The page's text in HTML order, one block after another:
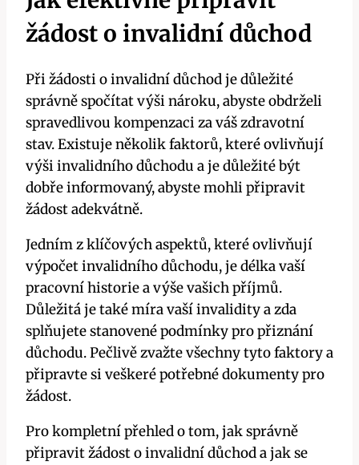
žádost o invalidní důchod
Při žádosti o invalidní důchod je důležité
správně spočítat výši nároku, abyste obdrželi
spravedlivou kompenzaci za váš zdravotní
stav. Existuje několik faktorů, které ovlivňují
výši invalidního důchodu a je důležité být
dobře informovaný, abyste mohli připravit
žádost adekvátně.
Jedním z klíčových aspektů, které ovlivňují
výpočet invalidního důchodu, je délka vaší
pracovní historie a výše vašich příjmů.
Důležitá je také míra vaší invalidity a zda
splňujete stanovené podmínky pro přiznání
důchodu. Pečlivě zvažte všechny tyto faktory a
připravte si veškeré potřebné dokumenty pro
žádost.
Pro kompletní přehled o tom, jak správně
připravit žádost o invalidní důchod a jak se